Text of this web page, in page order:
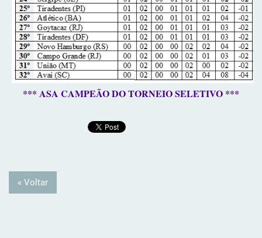
*** ASA CAMPEÃO DO TORNEIO SELETIVO ***
« Voltar